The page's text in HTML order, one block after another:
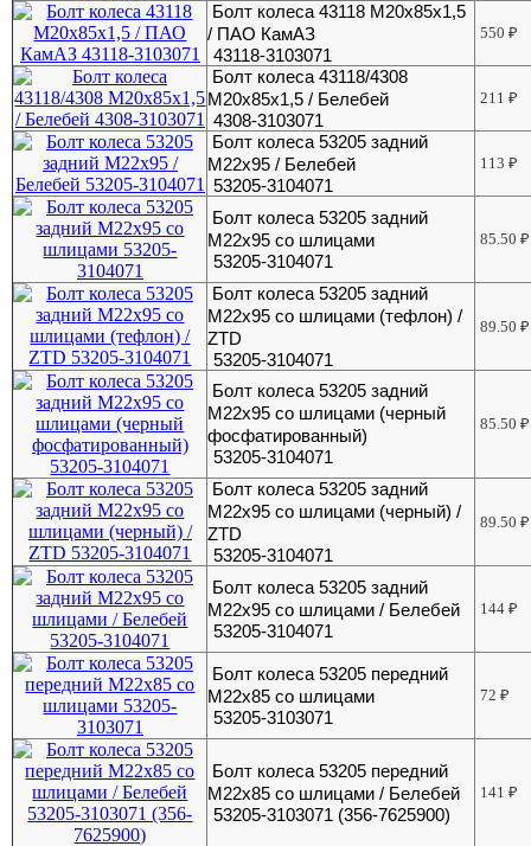
Болт колеса 43118 М20х85х1,5
/ ПАО КамАЗ
43118-3103071
550₽
Болт колеса 43118/4308
М20х85х1,5 / Белебей
4308-3103071
211₽
Болт колеса 53205 задний
М22х95 / Белебей
53205-3104071
113₽
Болт колеса 53205 задний
М22х95 со шлицами
53205-3104071
85.50₽
Болт колеса 53205 задний
М22х95 со шлицами (тефлон) /
ZTD
53205-3104071
89.50₽
Болт колеса 53205 задний
М22х95 со шлицами (черный
фосфатированный)
53205-3104071
85.50₽
Болт колеса 53205 задний
М22х95 со шлицами (черный) /
ZTD
53205-3104071
89.50₽
Болт колеса 53205 задний
М22х95 со шлицами / Белебей
53205-3104071
144₽
Болт колеса 53205 передний
М22х85 со шлицами
53205-3103071
72₽
Болт колеса 53205 передний
М22х85 со шлицами / Белебей
53205-3103071 (356-7625900)
141₽